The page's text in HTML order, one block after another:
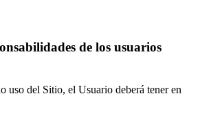
de los usuarios
uso del Sitio, el Usuario deberá tener en